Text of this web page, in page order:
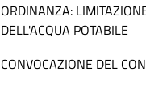
ORDINANZA:
DELL'ACQUA POTABILE
CONVOCAZIONE DEL